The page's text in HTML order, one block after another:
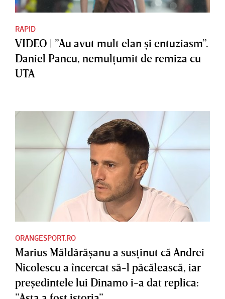
RAPID
VIDEO | ”Au avut mult elan şi entuziasm”.
Daniel Pancu, nemulţumit de remiza cu
UTA
ORANGESPORT.RO
Marius Măldărăşanu a susţinut că Andrei
Nicolescu a încercat să-l păcălească, iar
preşedintele lui Dinamo i-a dat replica: